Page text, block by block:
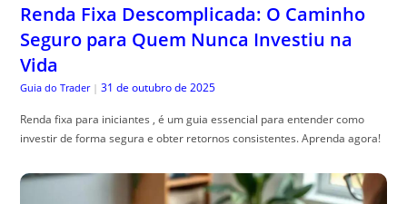
Renda Fixa Descomplicada: O Caminho
Seguro para Quem Nunca Investiu na
Vida
Guia do Trader | 31 de outubro de 2025
Renda fixa para iniciantes , é um guia essencial para entender como
investir de forma segura e obter retornos consistentes. Aprenda agora!